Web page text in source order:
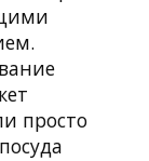
просто